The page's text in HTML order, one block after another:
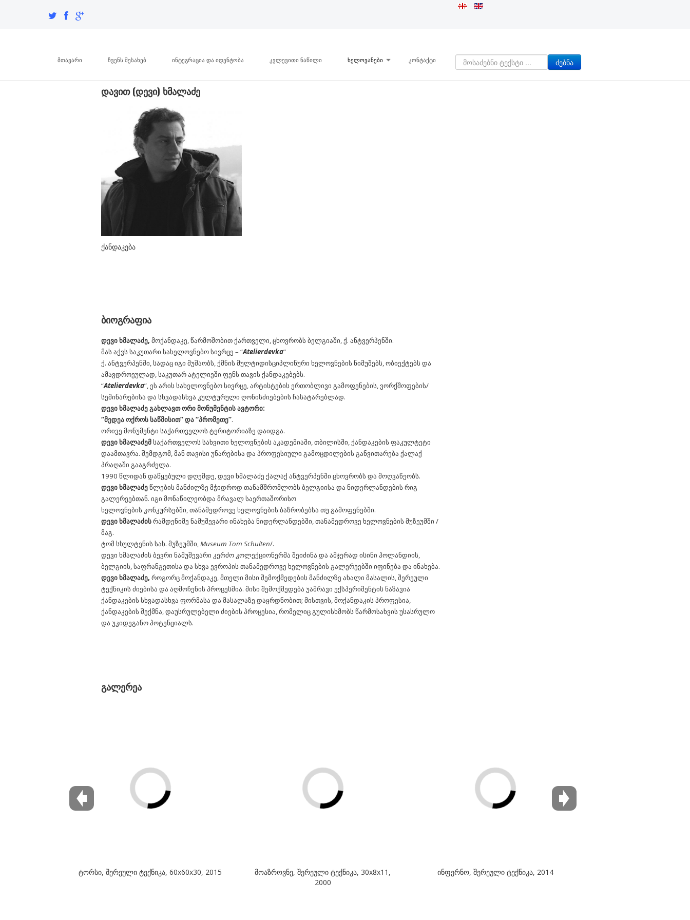
მთავარი ჩვენს შესახებ ინტეგრაცია და იდენტობა კვლევითი ნაწილი ხელოვანები კონტაქტი ძებნა
დავით (დევი) ხმალაძე
ქანდაკება
ბიოგრაფია
დევი ხმალაძე, მოქანდაკე, წარმოშობით ქართველი, ცხოვრობს ბელგიაში, ქ. ანტვერპენში.
მას აქვს საკუთარი სახელოვნებო სივრცე – “Atelierdevka”
ქ. ანტვერპენში, სადაც იგი მუშაობს, ქმნის მულტიდისციპლინური ხელოვნების ნიმუშებს, ობიექტებს და
ამავდროეულად, საკუთარ ატელიეში ფენს თავის ქანდაკებებს.
“Atelierdevka”, ეს არის სახელოვნებო სივრცე, არტისტების ერთობლივი გამოფენების, ვორქშოფების/
სემინარებისა და სხვადასხვა კულტურული ღონისძიებების ჩასატარებლად.
დევი ხმალაძე გახლავთ ორი მონუმენტის ავტორი:
“მედეა ოქროს საწმისით” და “პრომეთე”.
ორივე მონუმენტი საქართველოს ტერიტორიაზე დაიდგა.
დევი ხმალაძემსაქართველოს სახვითი ხელოვნების აკადემიაში, თბილისში, ქანდაკების ფაკულტეტი
დაამთავრა. შემდგომ, მან თავისი უნარებისა და პროფესიული გამოცდილების განვითარება ქალაქ
პრაღაში გააგრძელა.
1990 წლიდან დაწყებული დღემდე, დევი ხმალაძე ქალაქ ანტვერპენში ცხოვრობს და მოღვაწეობს.
დევი ხმალაძეწლების მანძილზე მჭიდროდ თანამშრომლობს ბელგიისა და ნიდერლანდების რიგ
გალერეებთან. იგი მონაწილეობდა მრავალ საერთაშორისო
ხელოვნების კონკურსებში, თანამედროვე ხელოვნების ბაზრობებსა თუ გამოფენებში.
დევი ხმალაძისრამდენიმე ნამუშევარი ინახება ნიდერლანდებში, თანამედროვე ხელოვნების მუზეუმში /
მაგ.
ტომ სხულტენის სახ. მუზეუმში,Museum Tom Schulten/.
დევი ხმალაძის ბევრი ნამუშევარი კერძო კოლექციონერმა შეიძინა და ამჯერად ისინი ჰოლანდიის,
ბელგიის, საფრანგეთისა და სხვა ევროპის თანამედროვე ხელოვნების გალერეებში იფინება და ინახება.
დევი ხმალაძე, როგორც მოქანდაკე, მთელი მისი შემოქმედების მანძილზე ახალი მასალის, შერეული
ტექნიკის ძიებისა და აღმოჩენის პროცესშია. მისი შემოქმედება უამრავი ექსპერიმენტის ნაზავია
ქანდაკების სხვადასხვა ფორმასა და მასალაზე დაყრდნობით; მისთვის, მოქანდაკის პროფესია,
ქანდაკების შექმნა, დაუსრულებელი ძიების პროცესია, რომელიც გულისხმობს წარმოსახვის უსასრულო
და უკიდეგანო პოტენციალს.
გალერეა
ტორსი, შერეული ტექნიკა, 60x60x30, 2015
მოაზროვნე, შერეული ტექნიკა, 30x8x11,
2000
ინფერნო, შერეული ტექნიკა, 2014